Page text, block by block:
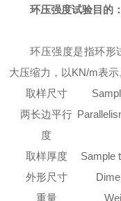
环压强度试验目的：
环压强度是指环形
大压缩力，以KN/m表示
取样尺寸
两长边平行
度
取样厚度 Sample
外形尺寸
重量